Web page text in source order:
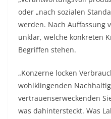
oder „nach sozialen
werden. Nach Auffassung
unklar, welche konkreten
Begriffen stehen.
„Konzerne locken
wohlklingenden
vertrauenserweckenden
was dahintersteckt. Was